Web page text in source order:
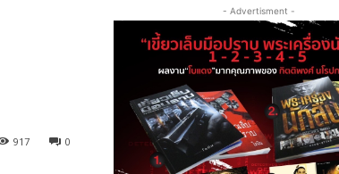
0
917
- Advertisment -